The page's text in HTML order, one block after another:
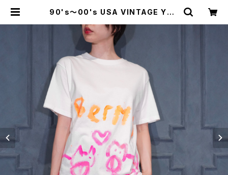
90's～00's USA VINTAGE YAZ
T SHIRT/90年代～00年代手書き
デザインTシャツ | Titti Vintage